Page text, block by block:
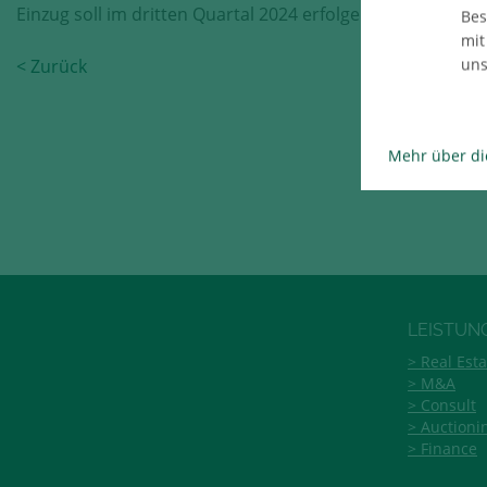
Einzug soll im dritten Quartal 2024 erfolgen.
< Zurück
Real
M&A
Consult
Finance
Mehr über